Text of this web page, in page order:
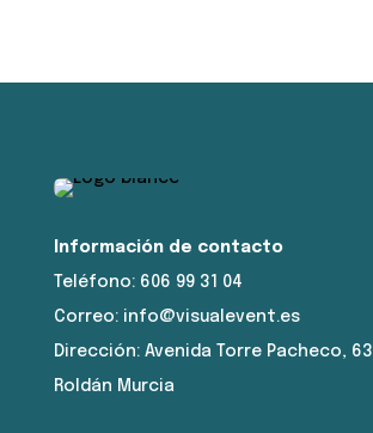
Información de contacto
Teléfono: 606 99 31 04
Correo: info@visualevent.es
Dirección: Avenida Torre Pacheco, 63
Roldán Murcia